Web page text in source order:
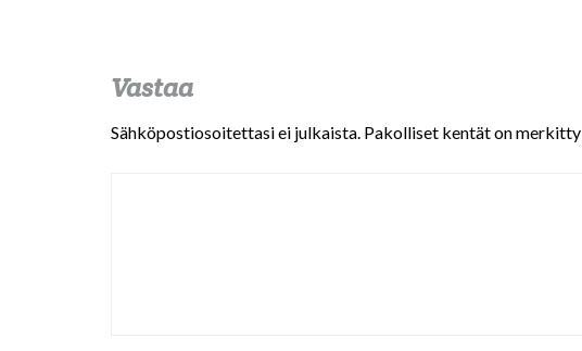
Vastaa
Sähköpostiosoitettasi ei julkaista. Pakolliset kentät on merkitty